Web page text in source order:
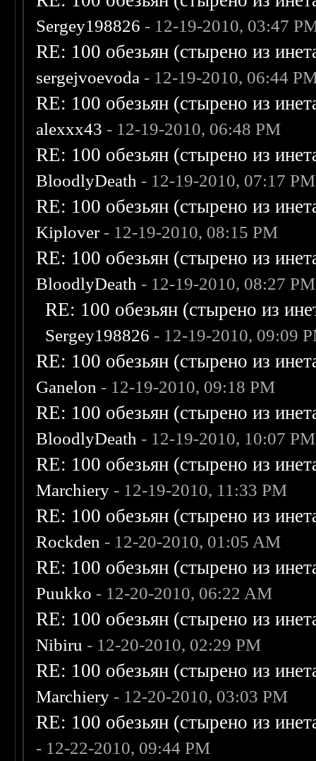
Sergey198826 - 12-19-2010, 03:47
RE: 100 обезьян (стырено из
sergejvoevoda - 12-19-2010, 06:44
RE: 100 обезьян (стырено из
alexxx43 - 12-19-2010, 06:48 PM
RE: 100 обезьян (стырено из
BloodlyDeath - 12-19-2010, 07:17 PM
RE: 100 обезьян (стырено из
Kiplover- 12-19-2010, 08:15 PM
RE: 100 обезьян (стырено из
BloodlyDeath - 12-19-2010, 08:27 PM
RE: 100 обезьян (стырено из
Sergey198826 - 12-19-2010, 09:09
RE: 100 обезьян (стырено из
Ganelon - 12-19-2010, 09:18 PM
RE: 100 обезьян (стырено из
BloodlyDeath - 12-19-2010, 10:07 PM
RE: 100 обезьян (стырено из
Marchiery - 12-19-2010, 11:33 PM
RE: 100 обезьян (стырено из
Rockden - 12-20-2010, 01:05 AM
RE: 100 обезьян (стырено из
Puukko - 12-20-2010, 06:22 AM
RE: 100 обезьян (стырено из
Nibiru - 12-20-2010, 02:29 PM
RE: 100 обезьян (стырено из
Marchiery - 12-20-2010, 03:03 PM
RE: 100 обезьян (стырено из
- 12-22-2010, 09:44 PM